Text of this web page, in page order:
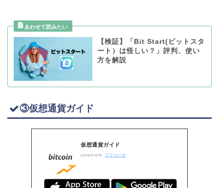
【検証】「Bit Start(ビットスタ
ート）は怪しい？」評判、使い
方を解説
③仮想通貨ガイド
仮想通貨ガイド
posted with アプリーチ